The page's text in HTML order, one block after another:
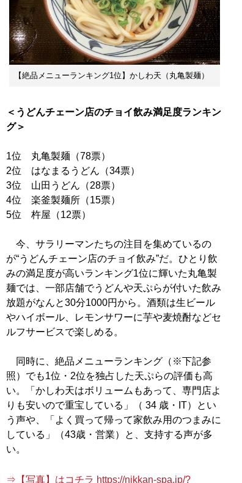
【絶品メニューランキング1位】かしわ天（丸亀製麺）
＜うどんチェーン店のチョイ飲み満足度ランキン
グ＞
1位 丸亀製麺（78票）
2位 はなまるうどん（34票）
3位 山田うどん（28票）
4位 楽釜製麺所（15票）
5位 杵屋（12票）
今、サラリーマンたちの注目を集めているの
が“うどんチェーン店のチョイ飲み”だ。ひとり飲
みの満足度が高いランキング1位に輝いた丸亀製
麺では、一部店舗でうどんや天ぷらが付いた飲み
放題がなんと30分1000円から。酒類は生ビール
やハイボール、レモンサワーに芋や麦焼酎などセ
ルフサービスで楽しめる。
同時に、絶品メニューランキング（※下記参
照）でも1位・2位を独占した天ぷらの評価も高
い。「かしわ天はボリュームもあって、専門店よ
りも安いので重宝している」（ 34 歳・IT）とい
う声や、「よく買って帰って家飲み用のつまみに
している」（43歳・営業）と、支持する声が多
い。
⇒【写真】はコチラ https://nikkan-spa.jp/?